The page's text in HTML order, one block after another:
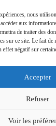
nous
aux
de traiter des
sur ce site. Le fait de
effet négatif sur
Accepter
Refuser
Voir les
répondre à
pas à nous
heures suivant
message.
- Les